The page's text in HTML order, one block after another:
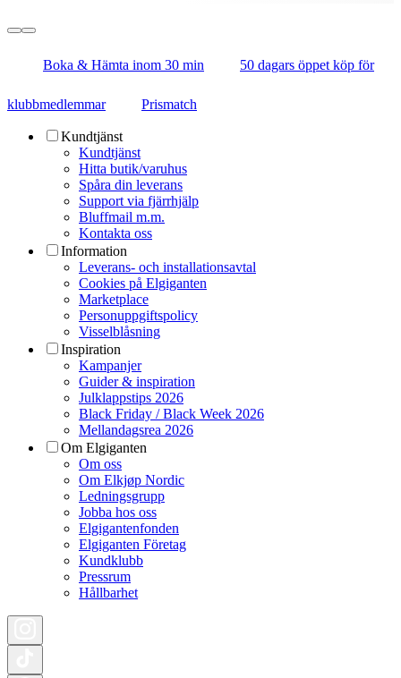
Boka & Hämta inom 30 min 50 dagars öppet köp för
klubbmedlemmar Prismatch
Kundtjänst
Kundtjänst
Hitta butik/varuhus
Spåra din leverans
Support via fjärrhjälp
Bluffmail m.m.
Kontakta oss
Information
Leverans- och installationsavtal
Cookies på Elgiganten
Marketplace
Personuppgiftspolicy
Visselblåsning
Inspiration
Kampanjer
Guider & inspiration
Julklappstips 2026
Black Friday / Black Week 2026
Mellandagsrea 2026
Om Elgiganten
Om oss
Om Elkjøp Nordic
Ledningsgrupp
Jobba hos oss
Elgigantenfonden
Elgiganten Företag
Kundklubb
Pressrum
Hållbarhet